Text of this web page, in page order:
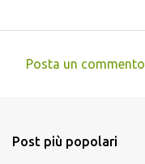
m
Posta un commento
Post più popolari